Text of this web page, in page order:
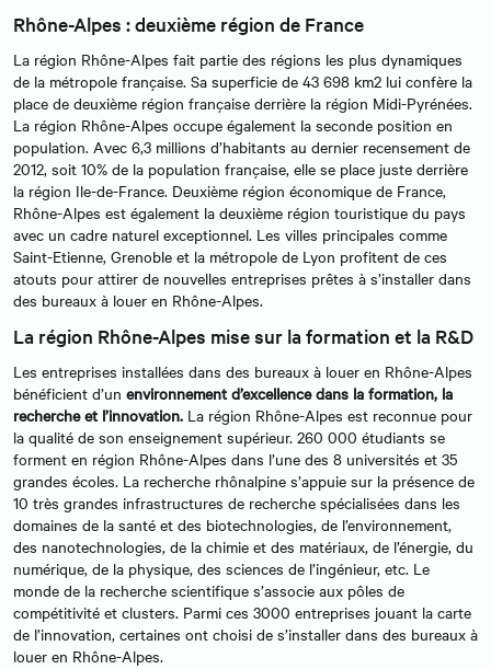
Rhône-Alpes : deuxième région de France
La région Rhône-Alpes fait partie des régions les plus dynamiques
de la métropole française. Sa superficie de 43 698 km2 lui confère la
place de deuxième région française derrière la région Midi-Pyrénées.
La région Rhône-Alpes occupe également la seconde position en
population. Avec 6,3 millions d’habitants au dernier recensement de
2012, soit 10% de la population française, elle se place juste derrière
la région Ile-de-France. Deuxième région économique de France,
Rhône-Alpes est également la deuxième région touristique du pays
avec un cadre naturel exceptionnel. Les villes principales comme
Saint-Etienne, Grenoble et la métropole de Lyon profitent de ces
atouts pour attirer de nouvelles entreprises prêtes à s’installer dans
des bureaux à louer en Rhône-Alpes.
La région Rhône-Alpes mise sur la formation et la R&D
Les entreprises installées dans des bureaux à louer en Rhône-Alpes
bénéficient d’un environnement d’excellence dans la formation, la
recherche et l’innovation. La région Rhône-Alpes est reconnue pour
la qualité de son enseignement supérieur. 260 000 étudiants se
forment en région Rhône-Alpes dans l’une des 8 universités et 35
grandes écoles. La recherche rhônalpine s’appuie sur la présence de
10 très grandes infrastructures de recherche spécialisées dans les
domaines de la santé et des biotechnologies, de l’environnement,
des nanotechnologies, de la chimie et des matériaux, de l’énergie, du
numérique, de la physique, des sciences de l’ingénieur, etc. Le
monde de la recherche scientifique s’associe aux pôles de
compétitivité et clusters. Parmi ces 3000 entreprises jouant la carte
de l’innovation, certaines ont choisi de s’installer dans des bureaux à
louer en Rhône-Alpes.